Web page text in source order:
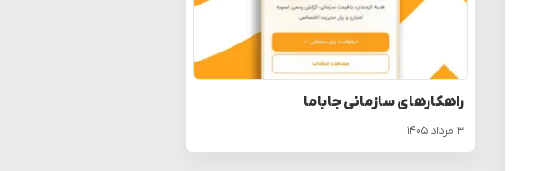
راهکارهای سازمانی جاباما
۳ مرداد ۱۴۰۵